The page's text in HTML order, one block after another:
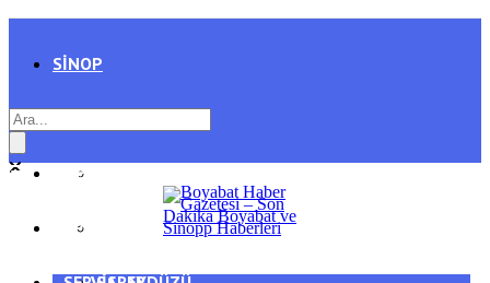
SINOP
AYANCIK
GENEL
SPOR